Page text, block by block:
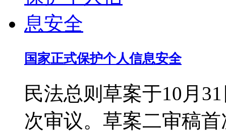
国家正式保护个人信息安全
民法总则草案于10月
次审议。草案二审稿